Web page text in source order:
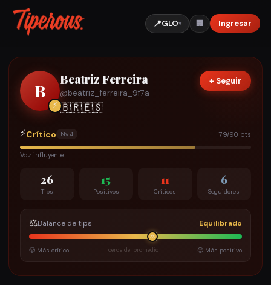
📍GLO▾ 🏢 Ingresar
B
⚡
Beatriz Ferreira
@beatriz_ferreira_9f7a
🇧🇷🇪🇸
+ Seguir
⚡Crítico Nv.4 79/90 pts
Voz influyente
26
Tips
15
Positivos
11
Críticos
6
Seguidores
⚖️Balance de tips Equilibrado
⚖️
😤 Más crítico cerca del promedio 😊 Más positivo